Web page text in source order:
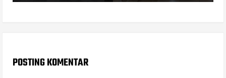
POSTING KOMENTAR